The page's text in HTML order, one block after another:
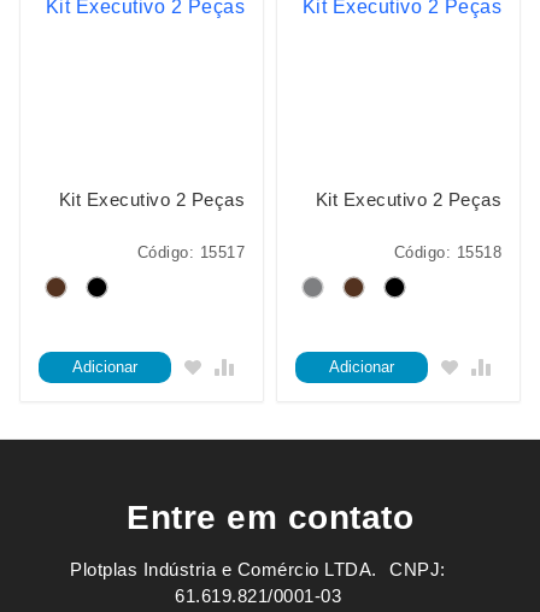
Kit Executivo 2 Peças
Código: 15517
Adicionar
Kit Executivo 2 Peças
Código: 15518
Adicionar
Entre em contato
Plotplas Indústria e Comércio LTDA. ㅤㅤㅤ CNPJ:
61.619.821/0001-03